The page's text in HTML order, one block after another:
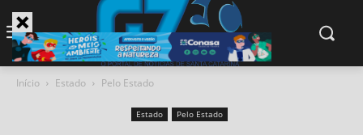
Início Estado Pelo Estado
Estado Pelo Estado
modal-check